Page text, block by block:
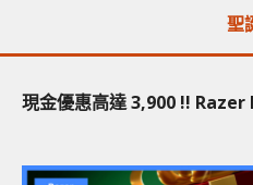
聖
現金優惠高達 3,900 !!